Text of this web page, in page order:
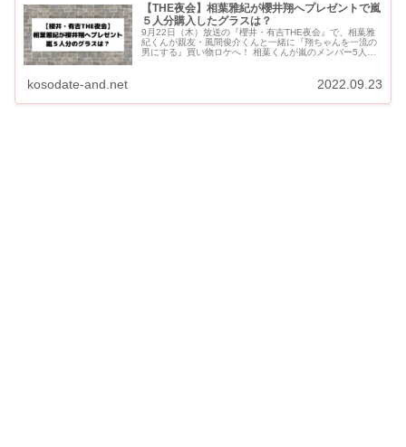
【THE夜会】相葉雅紀が櫻井翔へプレゼントで嵐
５人分購入したグラスは？
9月22日（木）放送の『櫻井・有吉THE夜会』で、相葉雅
紀くんが親友・風間俊介くんと一緒に『翔ちゃんを一流の
男にする』買い物ロケへ！ 相葉くんが嵐のメンバー5人分
kosodate-and.net 2022.09.23